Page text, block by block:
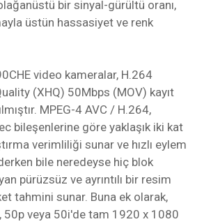
bir sinyal-gürültü oranı,
üstün hassasiyet ve renk
video kameralar, H.264
(XHQ) 50Mbps (MOV) kayıt
MPEG-4 AVC / H.264,
bileşenlerine göre yaklaşık iki kat
verimliliği sunar ve hızlı eylem
bile neredeyse hiç blok
pürüzsüz ve ayrıntılı bir resim
tahmini sunar. Buna ek olarak,
50p veya 50i'de tam 1920 x 1080